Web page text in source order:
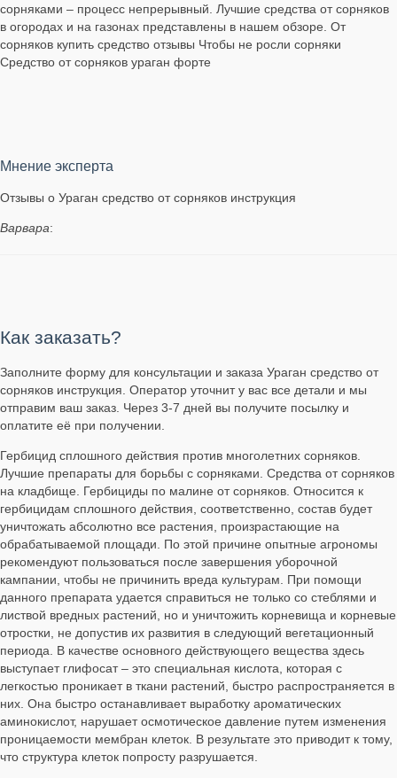
сорняками – процесс непрерывный. Лучшие средства от сорняков
в огородах и на газонах представлены в нашем обзоре. От
сорняков купить средство отзывы Чтобы не росли сорняки
Средство от сорняков ураган форте
Мнение эксперта
Отзывы о Ураган средство от сорняков инструкция
Варвара:
Как заказать?
Заполните форму для консультации и заказа Ураган средство от
сорняков инструкция. Оператор уточнит у вас все детали и мы
отправим ваш заказ. Через 3-7 дней вы получите посылку и
оплатите её при получении.
Гербицид сплошного действия против многолетних сорняков.
Лучшие препараты для борьбы с сорняками. Средства от сорняков
на кладбище. Гербициды по малине от сорняков. Относится к
гербицидам сплошного действия, соответственно, состав будет
уничтожать абсолютно все растения, произрастающие на
обрабатываемой площади. По этой причине опытные агрономы
рекомендуют пользоваться после завершения уборочной
кампании, чтобы не причинить вреда культурам. При помощи
данного препарата удается справиться не только со стеблями и
листвой вредных растений, но и уничтожить корневища и корневые
отростки, не допустив их развития в следующий вегетационный
периода. В качестве основного действующего вещества здесь
выступает глифосат – это специальная кислота, которая с
легкостью проникает в ткани растений, быстро распространяется в
них. Она быстро останавливает выработку ароматических
аминокислот, нарушает осмотическое давление путем изменения
проницаемости мембран клеток. В результате это приводит к тому,
что структура клеток попросту разрушается.